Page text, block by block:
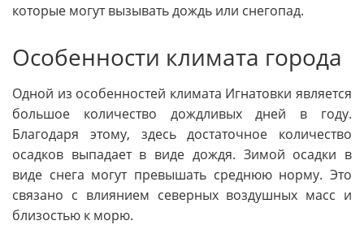
которые могут вызывать дождь или снегопад.
Особенности климата города
Одной из особенностей климата Игнатовки является
большое количество дождливых дней в году.
Благодаря этому, здесь достаточное количество
осадков выпадает в виде дождя. Зимой осадки в
виде снега могут превышать среднюю норму. Это
связано с влиянием северных воздушных масс и
близостью к морю.